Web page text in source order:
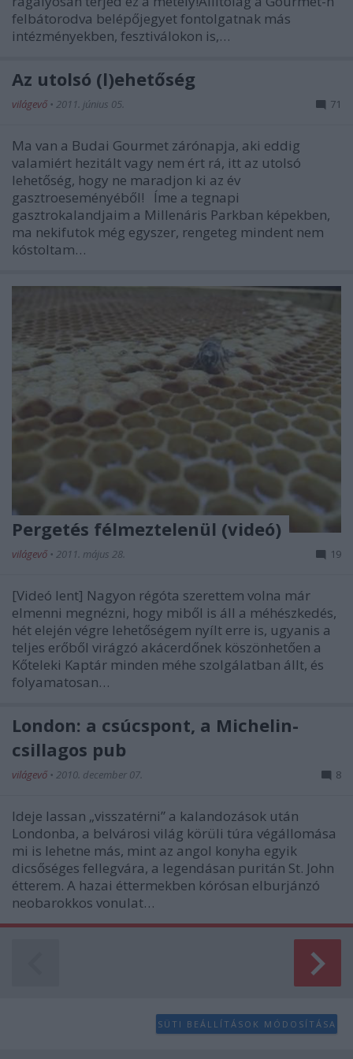
felbátorodva belépőjegyet fontolgatnak más
intézményekben, fesztiválokon is,…
Az utolsó (l)ehetőség
világevő • 2011. június 05. 71
Ma van a Budai Gourmet zárónapja, aki eddig
valamiért hezitált vagy nem ért rá, itt az utolsó
lehetőség, hogy ne maradjon ki az év
gasztroeseményéből! Íme a tegnapi
gasztrokalandjaim a Millenáris Parkban képekben,
ma nekifutok még egyszer, rengeteg mindent nem
kóstoltam…
Pergetés félmeztelenül (videó)
világevő • 2011. május 28. 19
[Videó lent] Nagyon régóta szerettem volna már
elmenni megnézni, hogy miből is áll a méhészkedés,
hét elején végre lehetőségem nyílt erre is, ugyanis a
teljes erőből virágzó akácerdőnek köszönhetően a
Kőteleki Kaptár minden méhe szolgálatban állt, és
folyamatosan…
London: a csúcspont, a Michelin-
csillagos pub
világevő • 2010. december 07. 8
Ideje lassan „visszatérni” a kalandozások után
Londonba, a belvárosi világ körüli túra végállomása
mi is lehetne más, mint az angol konyha egyik
dicsőséges fellegvára, a legendásan puritán St. John
étterem. A hazai éttermekben kórósan elburjánzó
neobarokkos vonulat…
SÜTI BEÁLLÍTÁSOK MÓDOSÍTÁSA